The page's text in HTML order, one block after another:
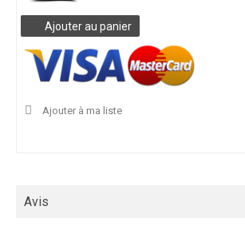
Ajouter au panier
Ajouter à ma liste
Avis